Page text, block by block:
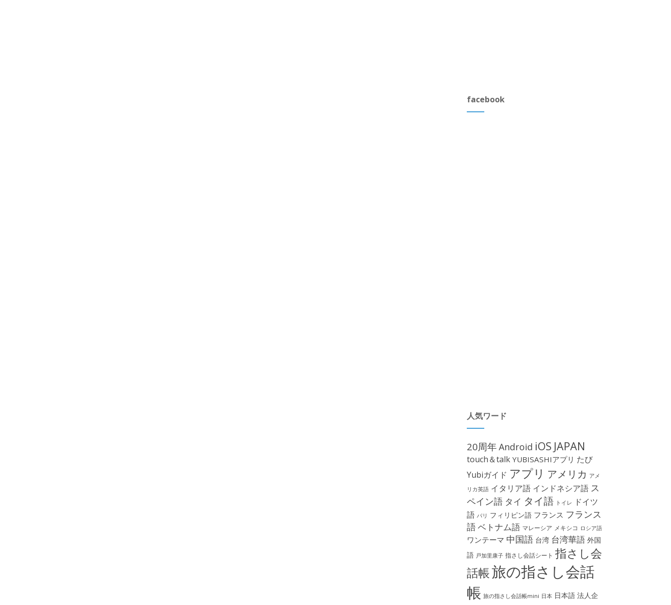
facebook
人気ワード
20周年Android iOS JAPAN
touch＆talk YUBISASHIアプリ たび
Yubiガイド アプリ アメリカ アメ
リカ英語 イタリア語 インドネシア語 ス
ペイン語 タイ タイ語 トイレ
ドイツ
語 パリ フィリピン語 フランス フランス
語ベトナム語 マレーシア メキシコ ロシア語
ワンテーマ 中国語 台湾 台湾華語 外国
語 戸加里康子 指さし会話シート 指さし会
話帳旅の指さし会話
帳 旅の指さし会話帳mini 日本 日本語 法人企